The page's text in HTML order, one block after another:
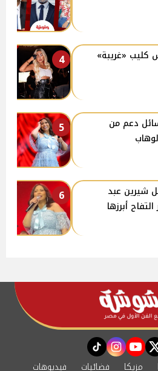
4
كليب «غريبة»
5
دعم من
6
شيرين عبد
أبرزها
twitter
youtube
instagram
tiktok
مزيكا فضائيات فيديوهات